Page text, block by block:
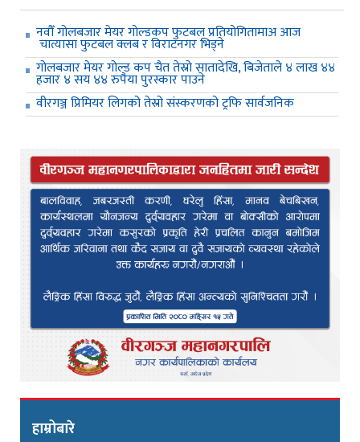
नवौँ गोलबजार मेयर गोल्डकप फुटबल प्रतियोगितामाअ आज
चात्यासा फुटबल क्लब र विराटनगर भिड्ने
गोलबजार मेयर गोल्ड कप चैत तेस्रो सातादेखि, बिजेताले ४ लाख ४४
हजार ४ सय ४४ रुपैया पुरस्कार पाउने
वीरगञ्ज प्रिमियर लिगको तेस्रो संस्करणको ट्रफि सार्वजनिक
हाम्रोबारे